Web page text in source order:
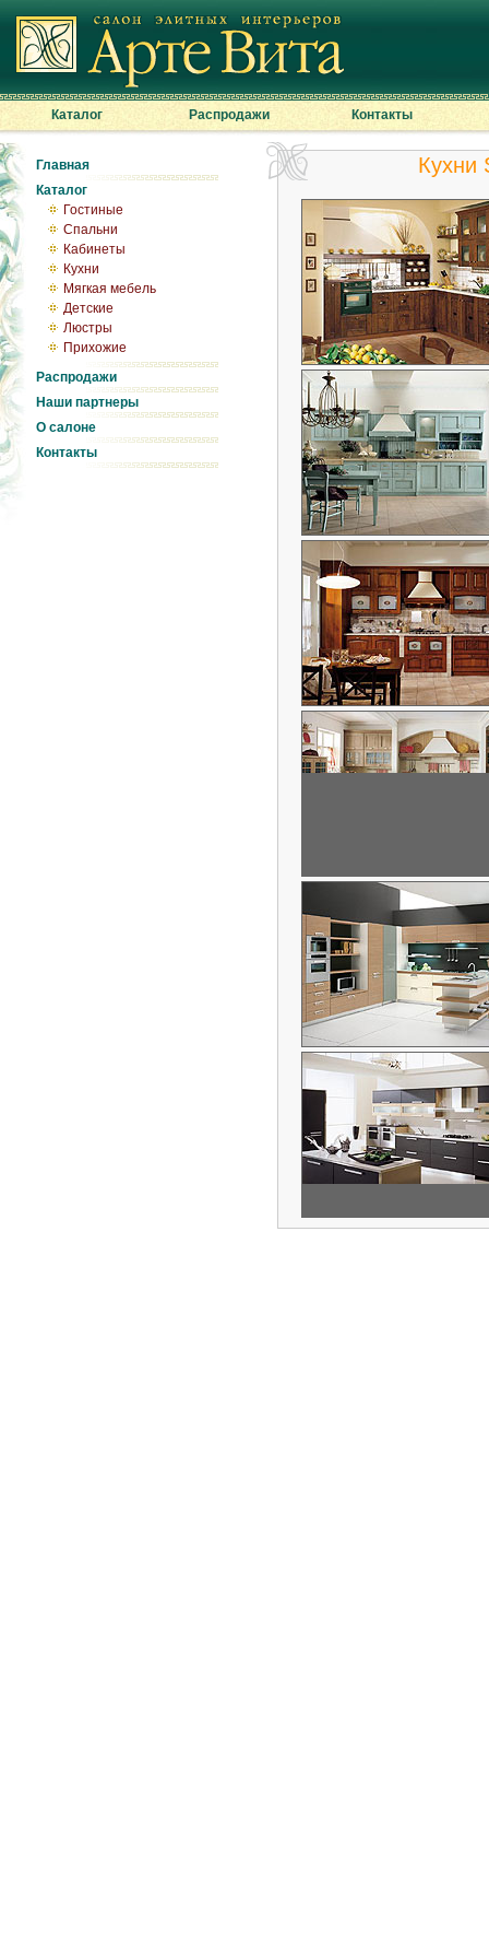
Каталог Распродажи Контакты
Главная
Каталог
Гостиные
Спальни
Кабинеты
Кухни
Мягкая мебель
Детские
Люстры
Прихожие
Распродажи
Наши партнеры
О салоне
Контакты
Кухни